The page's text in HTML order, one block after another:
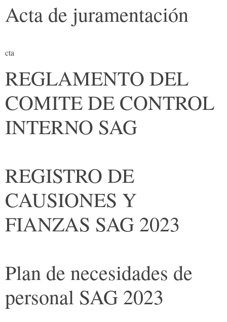
Acta de juramentación
cta
REGLAMENTO DEL
COMITE DE CONTROL
INTERNO SAG
REGISTRO DE
CAUSIONES Y
FIANZAS SAG 2023
Plan de necesidades de
personal SAG 2023